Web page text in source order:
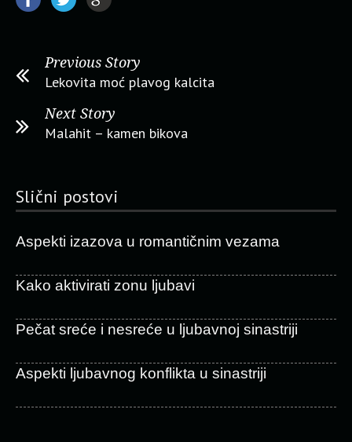
Previous Story
Lekovita moć plavog kalcita
Next Story
Malahit – kamen bikova
Slični postovi
Aspekti izazova u romantičnim vezama
Kako aktivirati zonu ljubavi
Pečat sreće i nesreće u ljubavnoj sinastriji
Aspekti ljubavnog konflikta u sinastriji